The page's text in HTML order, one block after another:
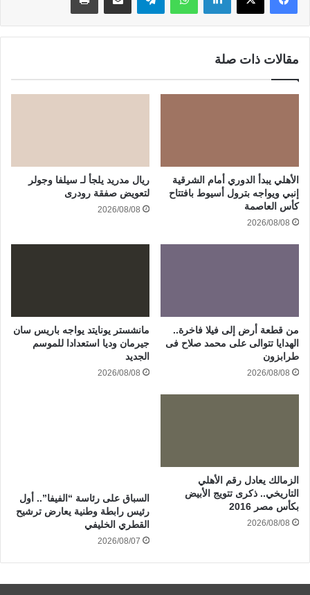
مقالات ذات صلة
الأهلي يبدأ الدوري أمام الشرقية
إنبي ويواجه بترول أسيوط بافتتاح
كأس العاصمة
2026/08/08
ريال مدريد يلجأ لـ سيلفا وجولر
لتعويض صفقة رودرى
2026/08/08
من قطعة أرض إلى فيلا فاخرة..
الهدايا تتوالى على محمد صلاح فى
طرابزون
2026/08/08
مانشستر يونايتد يواجه باريس سان
جيرمان وديا استعدادا للموسم
الجديد
2026/08/08
الزمالك يعادل رقم الأهلي
التاريخي.. ذكرى تتويج الأبيض
بكأس مصر 2016
2026/08/08
السباق على رئاسة “الفيفا”.. أول
رئيس رابطة وطنية يعارض ترشيح
القطري الخليفي
2026/08/07